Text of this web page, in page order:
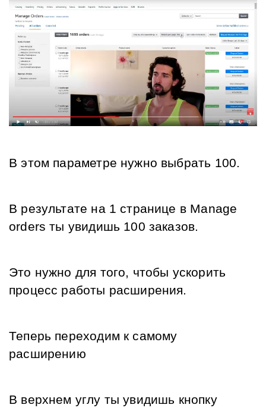
В этом параметре нужно выбрать 100.
В результате на 1 странице в Manage
orders ты увидишь 100 заказов.
Это нужно для того, чтобы ускорить
процесс работы расширения.
Теперь переходим к самому
расширению
В верхнем углу ты увидишь кнопку